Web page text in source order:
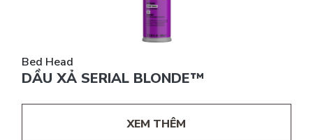
Bed Head
DẦU XẢ SERIAL BLONDE™
XEM THÊM